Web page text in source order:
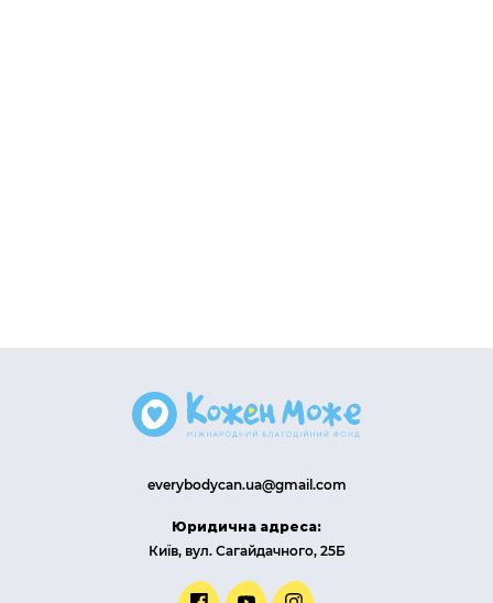
everybodycan.ua@gmail.com
Юридична адреса:
Київ, вул. Сагайдачного, 25Б